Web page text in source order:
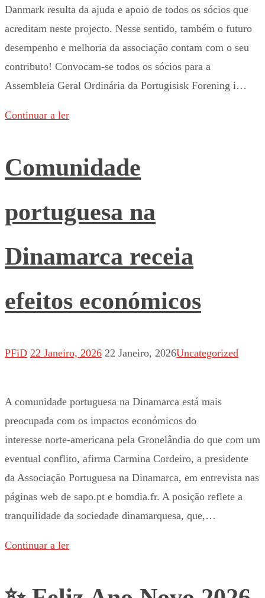
Danmark resulta da ajuda e apoio de todos os sócios que
acreditam neste projecto. Nesse sentido, também o futuro
desempenho e melhoria da associação contam com o seu
contributo! Convocam-se todos os sócios para a
Assembleia Geral Ordinária da Portugisisk Forening i…
Continuar a ler
Comunidade
portuguesa na
Dinamarca receia
efeitos económicos
PFiD 22 Janeiro, 2026 22 Janeiro, 2026Uncategorized
A comunidade portuguesa na Dinamarca está mais
preocupada com os impactos económicos do
interesse norte-americana pela Gronelândia do que com um
eventual conflito, afirma Carmina Cordeiro, a presidente
da Associação Portuguesa na Dinamarca, em entrevista nas
páginas web de sapo.pt e bomdia.fr. A posição reflete a
tranquilidade da sociedade dinamarquesa, que,…
Continuar a ler